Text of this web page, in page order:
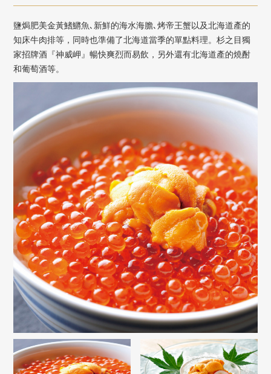
鹽焗肥美金黃鰭鱂魚､新鮮的海水海膽､烤帝王蟹以及北海道產的
知床牛肉排等，同時也準備了北海道當季的單點料理。杉之目獨
家招牌酒『神威岬』暢快爽烈而易飲，另外還有北海道產的燒酎
和葡萄酒等。